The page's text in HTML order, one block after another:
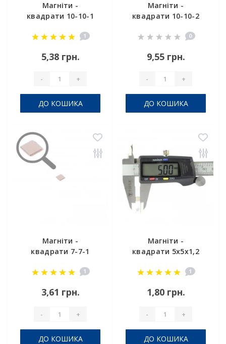
Магніти -
квадрати 10-10-1
1
5,38 грн.
- +
ДО КОШИКА
Магніти -
квадрати 10-10-2
0
9,55 грн.
- +
ДО КОШИКА
Магніти -
квадрати 7-7-1
1
3,61 грн.
- +
ДО КОШИКА
Магніти -
квадрати 5x5x1,2
1
1,80 грн.
- +
ДО КОШИКА